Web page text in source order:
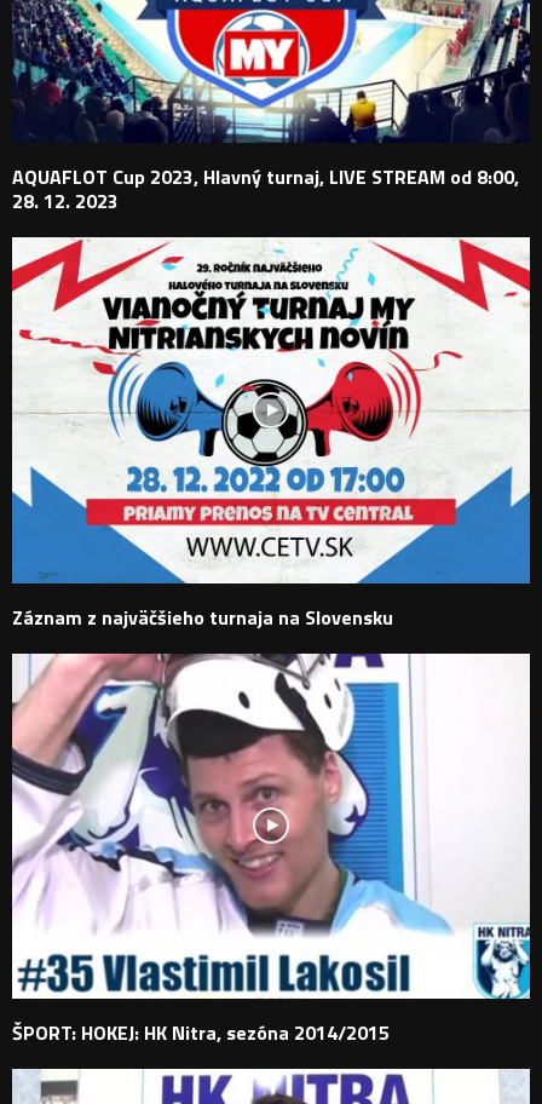
AQUAFLOT Cup 2023, Hlavný turnaj, LIVE STREAM od 8:00,
28. 12. 2023
Záznam z najväčšieho turnaja na Slovensku
ŠPORT: HOKEJ: HK Nitra, sezóna 2014/2015